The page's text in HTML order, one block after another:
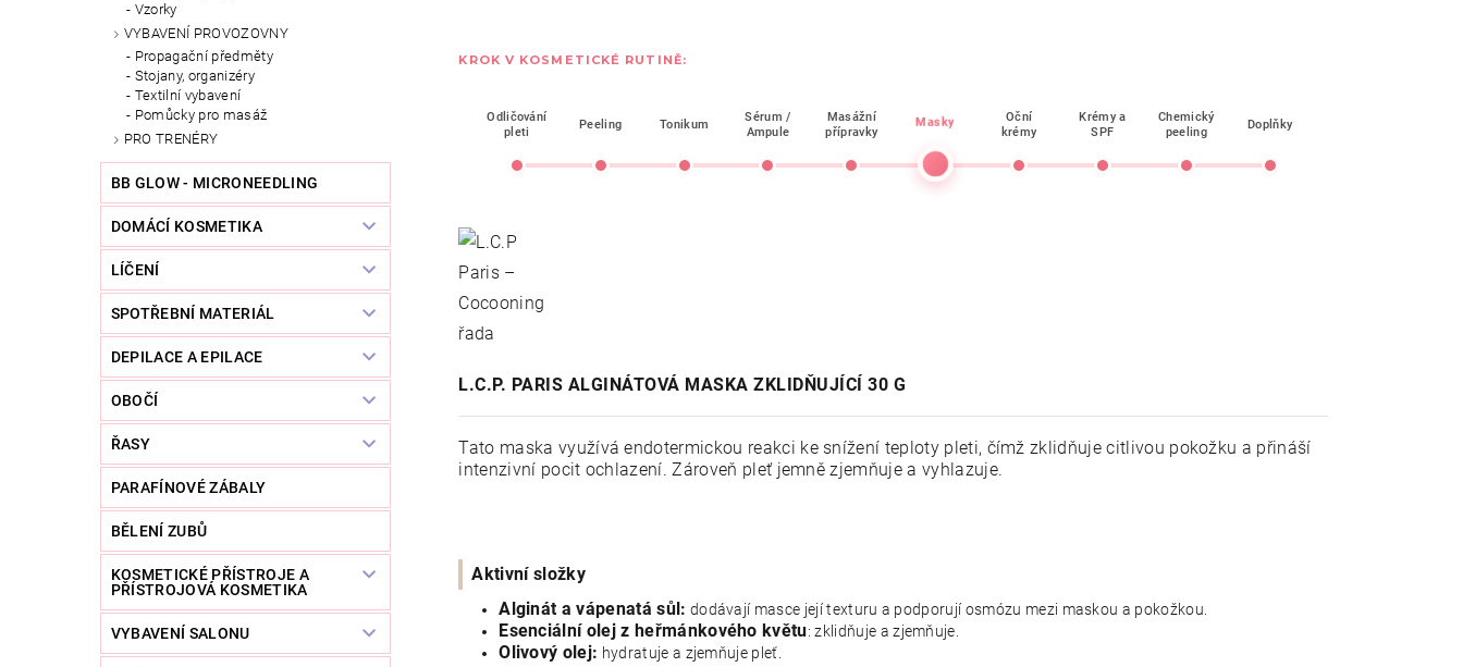
Vzorky
VYBAVENÍ PROVOZOVNY
Propagační předměty
Stojany, organizéry
Textilní vybavení
Pomůcky pro masáž
PRO TRENÉRY
BB GLOW - MICRONEEDLING
DOMÁCÍ KOSMETIKA
LÍČENÍ
SPOTŘEBNÍ MATERIÁL
DEPILACE A EPILACE
OBOČÍ
ŘASY
PARAFÍNOVÉ ZÁBALY
BĚLENÍ ZUBŮ
KOSMETICKÉ PŘÍSTROJE A
PŘÍSTROJOVÁ KOSMETIKA
VYBAVENÍ SALONU
KROK V KOSMETICKÉ RUTINĚ:
Odličování
pleti
Peeling Tonikum
Sérum /
Ampule
Masážní
přípravky
Masky
Oční
krémy
Krémy a
SPF
Chemický
peeling
Doplňky
L.C.P. PARIS ALGINÁTOVÁ MASKA ZKLIDŇUJÍCÍ 30 G
Tato maska využívá endotermickou reakci ke snížení teploty pleti, čímž zklidňuje citlivou pokožku a přináší
intenzivní pocit ochlazení. Zároveň pleť jemně zjemňuje a vyhlazuje.
Aktivní složky
Alginát a vápenatá sůl: dodávají masce její texturu a podporují osmózu mezi maskou a pokožkou.
Esenciální olej z heřmánkového květu: zklidňuje a zjemňuje.
Olivový olej: hydratuje a zjemňuje pleť.